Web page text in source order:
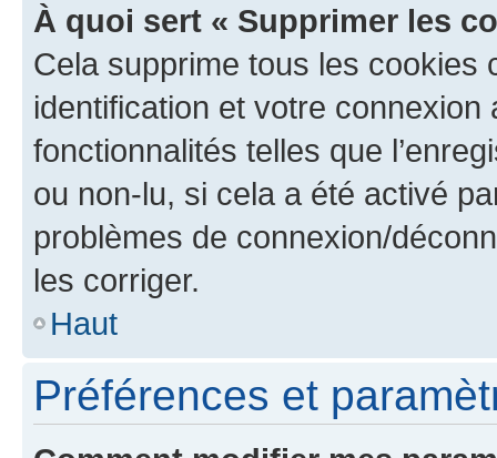
À quoi sert « Supprimer les
Cela supprime tous les cookies
identification et votre
fonctionnalités telles que
ou non-lu, si cela a été activé
problèmes de connexion/
les corriger.
Haut
Préférences et